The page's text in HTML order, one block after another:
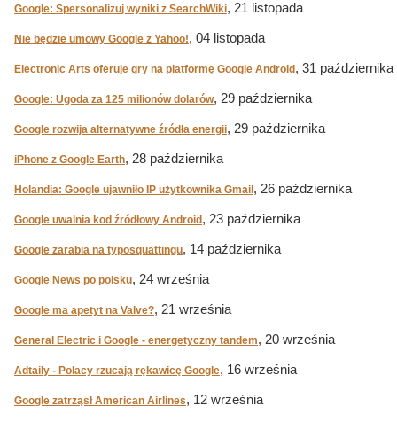
Google: Spersonalizuj wyniki z SearchWiki, 21 listopada
Nie będzie umowy Google z Yahoo!, 04 listopada
Electronic Arts oferuje gry na platformę Google Android , 31 października
Google: Ugoda za 125 milionów dolarów, 29 października
Google rozwija alternatywne źródła energii, 29 października
iPhone z Google Earth, 28 października
Holandia: Google ujawniło IP użytkownika Gmail , 26 października
Google uwalnia kod źródłowy Android , 23 października
Google zarabia na typosquattingu, 14 października
Google News po polsku, 24 września
Google ma apetyt na Valve?, 21 września
General Electric i Google - energetyczny tandem, 20 września
Adtaily - Polacy rzucają rękawicę Google, 16 września
Google zatrząsł American Airlines, 12 września